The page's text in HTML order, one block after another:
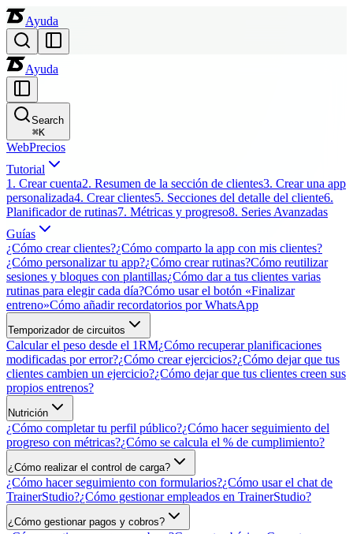
Ayuda
Ayuda
Search
⌘K
WebPrecios
Tutorial
1. Crear cuenta2. Resumen de la sección de clientes3. Crear una app
personalizada4. Crear clientes5. Secciones del detalle del cliente6.
Planificador de rutinas7. Métricas y progreso8. Series Avanzadas
Guías
¿Cómo crear clientes?¿Cómo comparto la app con mis clientes?
¿Cómo personalizar tu app?¿Cómo crear rutinas?Cómo reutilizar
sesiones y bloques con plantillas¿Cómo dar a tus clientes varias
rutinas para elegir cada día?Cómo usar el botón «Finalizar
entreno»Cómo añadir recordatorios por WhatsApp
Temporizador de circuitos
Calcular el peso desde el 1RM¿Cómo recuperar planificaciones
modificadas por error?¿Cómo crear ejercicios?¿Cómo dejar que tus
clientes cambien un ejercicio?¿Cómo dejar que tus clientes creen sus
propios entrenos?
Nutrición
¿Cómo completar tu perfil público?¿Cómo hacer seguimiento del
progreso con métricas?¿Cómo se calcula el % de cumplimiento?
¿Cómo realizar el control de carga?
¿Cómo hacer seguimiento con formularios?¿Cómo usar el chat de
TrainerStudio?¿Cómo gestionar empleados en TrainerStudio?
¿Cómo gestionar pagos y cobros?